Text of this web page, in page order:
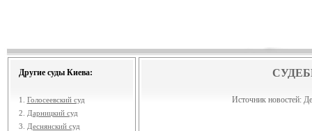
Другие суды Киева:
1. Голосеевский суд
2.
Дарницкий суд
3.
Деснянский суд
Источник новостей: